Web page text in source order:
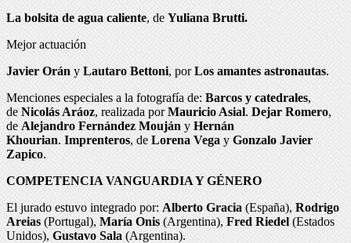
La bolsita de agua caliente, de Yuliana Brutti.
Mejor actuación
Javier Orán y Lautaro Bettoni, porLos amantes astronautas.
Menciones especiales a la fotografía de: Barcos y catedrales,
de Nicolás Aráoz, realizada porMauricio Asial. Dejar Romero,
de Alejandro Fernández Mouján y Hernán
Khourian. Imprenteros, de Lorena Vega y Gonzalo Javier
Zapico.
COMPETENCIA VANGUARDIA Y GÉNERO
El jurado estuvo integrado por: Alberto Gracia (España), Rodrigo
Areias (Portugal), María Onis (Argentina), Fred Riedel (Estados
Unidos), Gustavo Sala (Argentina).